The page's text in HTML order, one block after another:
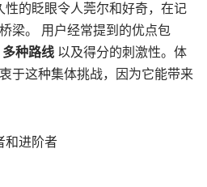
性的眨眼令人莞尔和好奇，在记
梁。 用户经常提到的优点包
多种路线 以及得分的刺激性。体
于这种集体挑战，因为它能带来
和进阶者